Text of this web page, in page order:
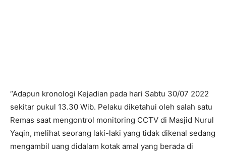
“Adapun kronologi Kejadian pada hari Sabtu 30/07 2022
sekitar pukul 13.30 Wib. Pelaku diketahui oleh salah satu
Remas saat mengontrol monitoring CCTV di Masjid Nurul
Yaqin, melihat seorang laki-laki yang tidak dikenal sedang
mengambil uang didalam kotak amal yang berada di